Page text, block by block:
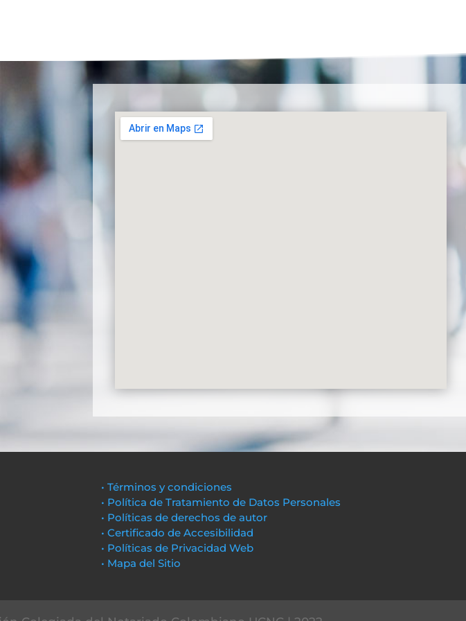
• Términos y condiciones
• Política de Tratamiento de Datos Personales
• Políticas de derechos de autor
• Certificado de Accesibilidad
• Políticas de Privacidad Web
• Mapa del Sitio